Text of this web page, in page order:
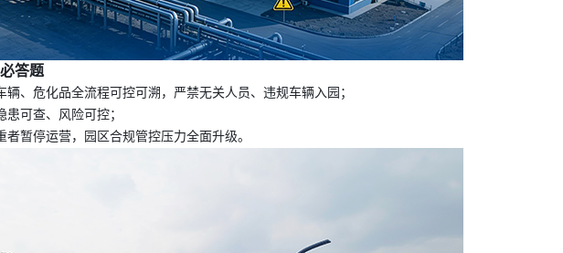
答题
、危化品全流程可控可溯，严禁无关人员、违规车辆入园；
可查、风险可控；
暂停运营，园区合规管控压力全面升级。